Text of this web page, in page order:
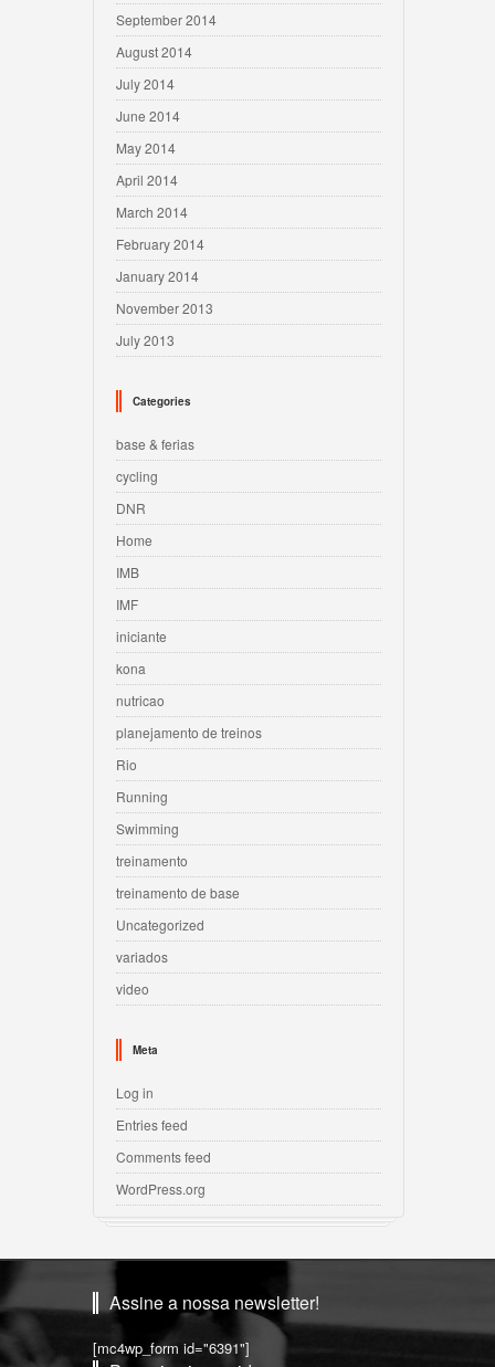
September 2014
August 2014
July 2014
June 2014
May 2014
April 2014
March 2014
February 2014
January 2014
November 2013
July 2013
Categories
base & ferias
cycling
DNR
Home
IMB
IMF
iniciante
kona
nutricao
planejamento de treinos
Rio
Running
Swimming
treinamento
treinamento de base
Uncategorized
variados
video
Meta
Log in
Entries feed
Comments feed
WordPress.org
Assine a nossa newsletter!
[mc4wp_form id="6391"]